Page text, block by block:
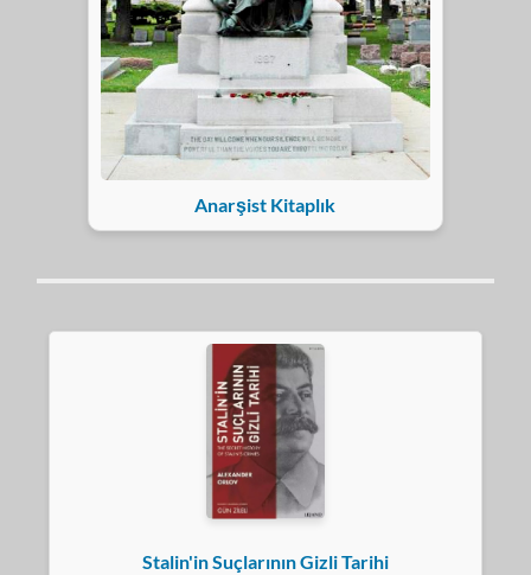
Anarşist Kitaplık
Stalin'in Suçlarının Gizli Tarihi